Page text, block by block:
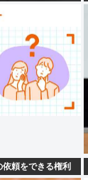
頼をできる権利